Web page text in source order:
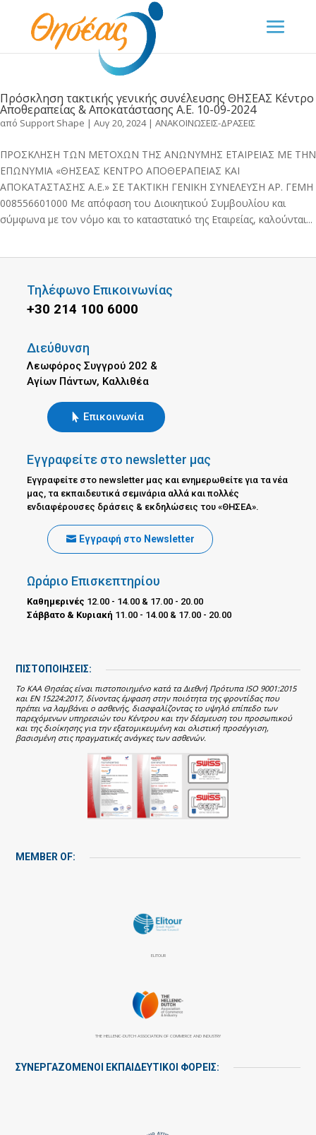
Πρόσκληση τακτικής γενικής συνέλευσης ΘΗΣΕΑΣ Κέντρο
Αποθεραπείας & Αποκατάστασης Α.Ε. 10-09-2024
από Support Shape | Αυγ 20, 2024| ΑΝΑΚΟΙΝΩΣΕΙΣ-ΔΡΑΣΕΙΣ
ΠΡΟΣΚΛΗΣΗ ΤΩΝ ΜΕΤΟΧΩΝ ΤΗΣ ΑΝΩΝΥΜΗΣ ΕΤΑΙΡΕΙΑΣ ΜΕ ΤΗΝ
ΕΠΩΝΥΜΙΑ «ΘΗΣΕΑΣ ΚΕΝΤΡΟ ΑΠΟΘΕΡΑΠΕΙΑΣ ΚΑΙ
ΑΠΟΚΑΤΑΣΤΑΣΗΣ Α.Ε.» ΣΕ ΤΑΚΤΙΚΗ ΓΕΝΙΚΗ ΣΥΝΕΛΕΥΣΗ ΑΡ. ΓΕΜΗ
008556601000 Με απόφαση του Διοικητικού Συμβουλίου και
σύμφωνα με τον νόμο και το καταστατικό της Εταιρείας, καλούνται...
Τηλέφωνο Επικοινωνίας
+30 214 100 6000
Διεύθυνση
Λεωφόρος Συγγρού 202 &
Αγίων Πάντων, Καλλιθέα
Επικοινωνία
Εγγραφείτε στο newsletter μας
Εγγραφείτε στο newsletter μας και ενημερωθείτε για τα νέα
μας, τα εκπαιδευτικά σεμινάρια αλλά και πολλές
ενδιαφέρουσες δράσεις & εκδηλώσεις του «ΘΗΣΕΑ».
Εγγραφή στο Newsletter
Ωράριο Επισκεπτηρίου
Καθημερινές 12.00 - 14.00 & 17.00 - 20.00
Σάββατο & Κυριακή 11.00 - 14.00 & 17.00 - 20.00
ΠΙΣΤΟΠΟΙΗΣΕΙΣ:
Το ΚΑΑ Θησέας είναι πιστοποιημένο κατά τα Διεθνή Πρότυπα ISO 9001:2015
και EN 15224:2017, δίνοντας έμφαση στην ποιότητα της φροντίδας που
πρέπει να λαμβάνει ο ασθενής, διασφαλίζοντας το υψηλό επίπεδο των
παρεχόμενων υπηρεσιών του Κέντρου και την δέσμευση του προσωπικού
και της διοίκησης για την εξατομικευμένη και ολιστική προσέγγιση,
βασισμένη στις πραγματικές ανάγκες των ασθενών.
MEMBER OF:
ELITOUR
THE HELLENIC-DUTCH ASSOCIATION OF COMMERCE AND INDUSTRY
ΣΥΝΕΡΓΑΖΌΜΕΝΟΙ ΕΚΠΑΙΔΕΥΤΙΚΟΊ ΦΟΡΕΊΣ: